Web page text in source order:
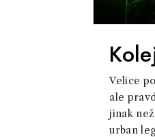
Velice
ale
jinak
urban